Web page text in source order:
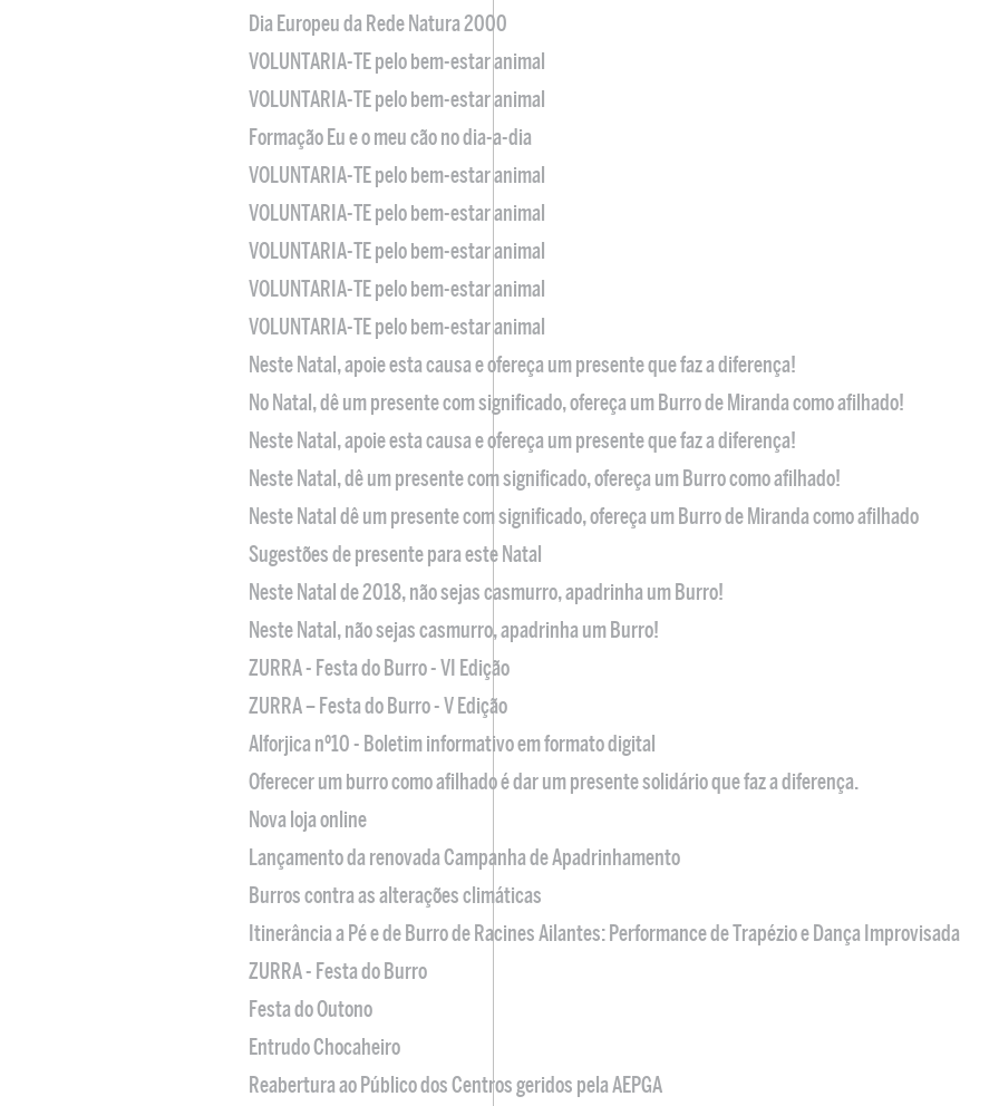
Dia Europeu da Rede Natura 2000
VOLUNTARIA-TE pelo bem-estar animal
VOLUNTARIA-TE pelo bem-estar animal
Formação Eu e o meu cão no dia-a-dia
VOLUNTARIA-TE pelo bem-estar animal
VOLUNTARIA-TE pelo bem-estar animal
VOLUNTARIA-TE pelo bem-estar animal
VOLUNTARIA-TE pelo bem-estar animal
VOLUNTARIA-TE pelo bem-estar animal
Neste Natal, apoie esta causa e ofereça um presente que faz a diferença!
No Natal, dê um presente com significado, ofereça um Burro de Miranda como afilhado!
Neste Natal, apoie esta causa e ofereça um presente que faz a diferença!
Neste Natal, dê um presente com significado, ofereça um Burro como afilhado!
Neste Natal dê um presente com significado, ofereça um Burro de Miranda como afilhado
Sugestões de presente para este Natal
Neste Natal de 2018, não sejas casmurro, apadrinha um Burro!
Neste Natal, não sejas casmurro, apadrinha um Burro!
ZURRA - Festa do Burro - VI Edição
ZURRA – Festa do Burro - V Edição
Alforjica nº10 - Boletim informativo em formato digital
Oferecer um burro como afilhado é dar um presente solidário que faz a diferença.
Nova loja online
Lançamento da renovada Campanha de Apadrinhamento
Burros contra as alterações climáticas
Itinerância a Pé e de Burro de Racines Ailantes: Performance de Trapézio e Dança Improvisada
ZURRA - Festa do Burro
Festa do Outono
Entrudo Chocaheiro
Reabertura ao Público dos Centros geridos pela AEPGA